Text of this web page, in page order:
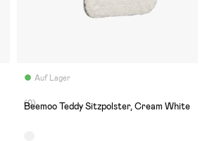
Auf Lager
(0)
Beemoo Teddy Sitzpolster, Cream White